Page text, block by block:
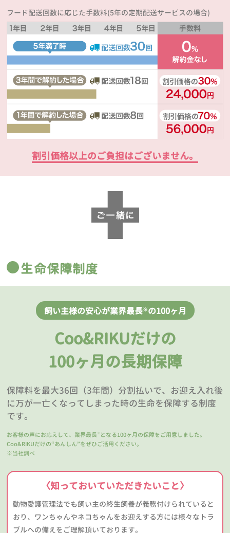
フード配送回数に応じた手数料(5年の定期配送サービスの場合)
割引価格以上のご負担はございません。
生命保障制度
飼い主様の安心が業界最長※の100ヶ月
Coo&RIKUだけの
100ヶ月の長期保障
保障料を最大36回（3年間）分割払いで、お迎え入れ後
に万が一亡くなってしまった時の生命を保障する制度
です。
お客様の声にお応えして、業界最長 ※ となる100ヶ月の保障をご用意しました。
Coo&RIKUだけの“あんしん”をぜひご活用ください。
※当社調べ
〈知っておいていただきたいこと〉
動物愛護管理法でも飼い主の終生飼養が義務付けられていると
おり、ワンちゃんやネコちゃんをお迎えする方には様々なトラ
ブルへの備えをご理解頂いております。